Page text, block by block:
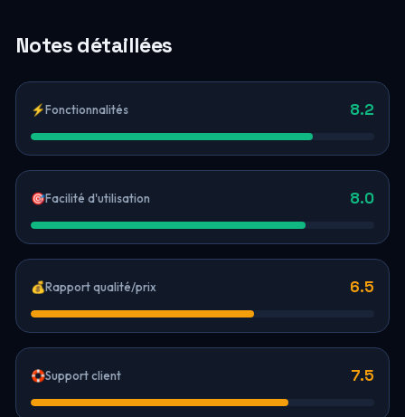
Notes détaillées
⚡Fonctionnalités 8.2
🎯Facilité d'utilisation 8.0
💰Rapport qualité/prix 6.5
🛟Support client 7.5